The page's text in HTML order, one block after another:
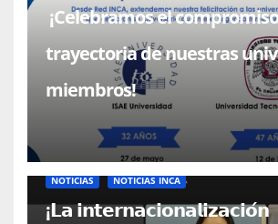
¡Celebramos el
trayectoria de nuestras
miembros!
NOTICIAS NOTICIAS INCA
¡𝗟𝗮 𝗶𝗻𝘁𝗲𝗿𝗻𝗮𝗰𝗶𝗼𝗻𝗮𝗹𝗶𝘇𝗮𝗰𝗶𝗼́𝗻